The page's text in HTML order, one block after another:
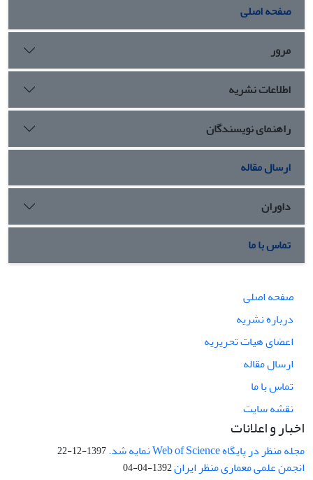
صفحه اصلی
مرور
اطلاعات نشریه
راهنمای نویسندگان
ارسال مقاله
داوران
تماس با ما
صفحه اصلی
درباره نشریه
اعضای هیات تحریریه
ارسال مقاله
تماس با ما
نقشه سایت
اخبار و اعلانات
مجله منظر در پایگاه Web of Science نمایه شد. 1397-12-22
انجمن علمی معماری منظر ایران1392-04-04